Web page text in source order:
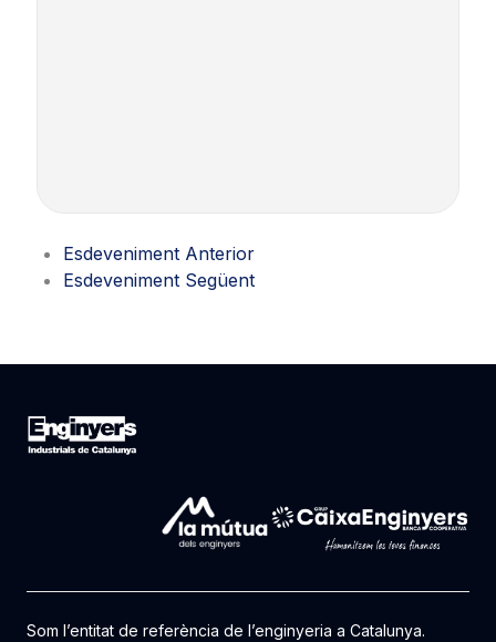
Esdeveniment Anterior
Esdeveniment Següent
Som l’entitat de referència de l’enginyeria a Catalunya.